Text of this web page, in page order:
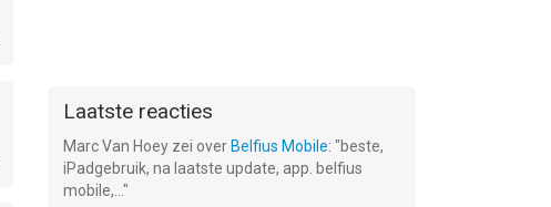
Laatste reacties
Marc Van Hoey zei over Belfius Mobile: "beste,
iPadgebruik, na laatste update, app. belfius
mobile,... "